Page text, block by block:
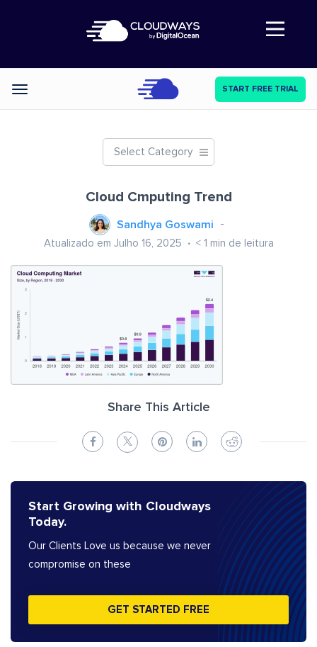
Abre a navegação
Categories START FREE TRIAL
Select Category
Cloud Cmputing Trend
Sandhya Goswami
Atualizado em Julho 16, 2025 < 1 min de leitura
Share This Article
Start Growing with Cloudways
Today.
Our Clients Love us because we never
compromise on these
GET STARTED FREE